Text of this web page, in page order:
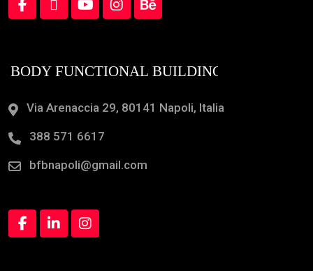
Via Arenaccia 29, 80141 Napoli, Italia
388 571 6617
bfbnapoli@gmail.com